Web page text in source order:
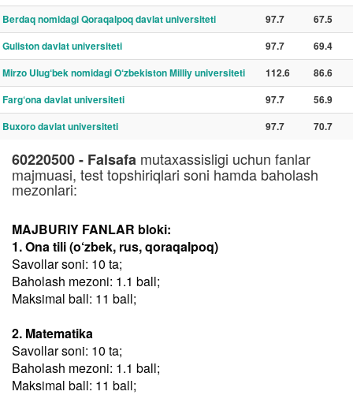
Berdaq nomidagi Qoraqalpoq davlat universiteti
97.7
67.5
Guliston davlat universiteti
97.7
69.4
Mirzo Ulug‘bek nomidagi O‘zbekiston Milliy universiteti
112.6
86.6
Farg‘ona davlat universiteti
97.7
56.9
Buxoro davlat universiteti
97.7 70.7
60220500 - Falsafa mutaxassisligi uchun fanlar
majmuasi, test topshiriqlari soni hamda baholash
mezonlari:
MAJBURIY FANLAR bloki:
1. Ona tili (o‘zbek, rus, qoraqalpoq)
Savollar soni: 10 ta;
Baholash mezoni: 1.1 ball;
Maksimal ball: 11 ball;
2. Matematika
Savollar soni: 10 ta;
Baholash mezoni: 1.1 ball;
Maksimal ball: 11 ball;